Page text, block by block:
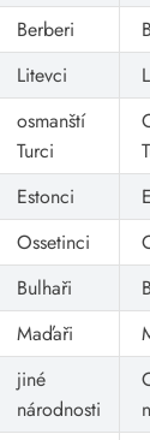
Berberi
Litevci
osmanští
Turci
Estonci
Ossetinci
Bulhaři
Maďaři
jiné
národnosti